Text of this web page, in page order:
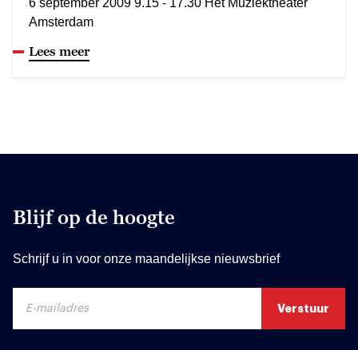
Amsterdam
Lees meer
Blijf op de hoogte
Schrijf u in voor onze maandelijkse nieuwsbrief